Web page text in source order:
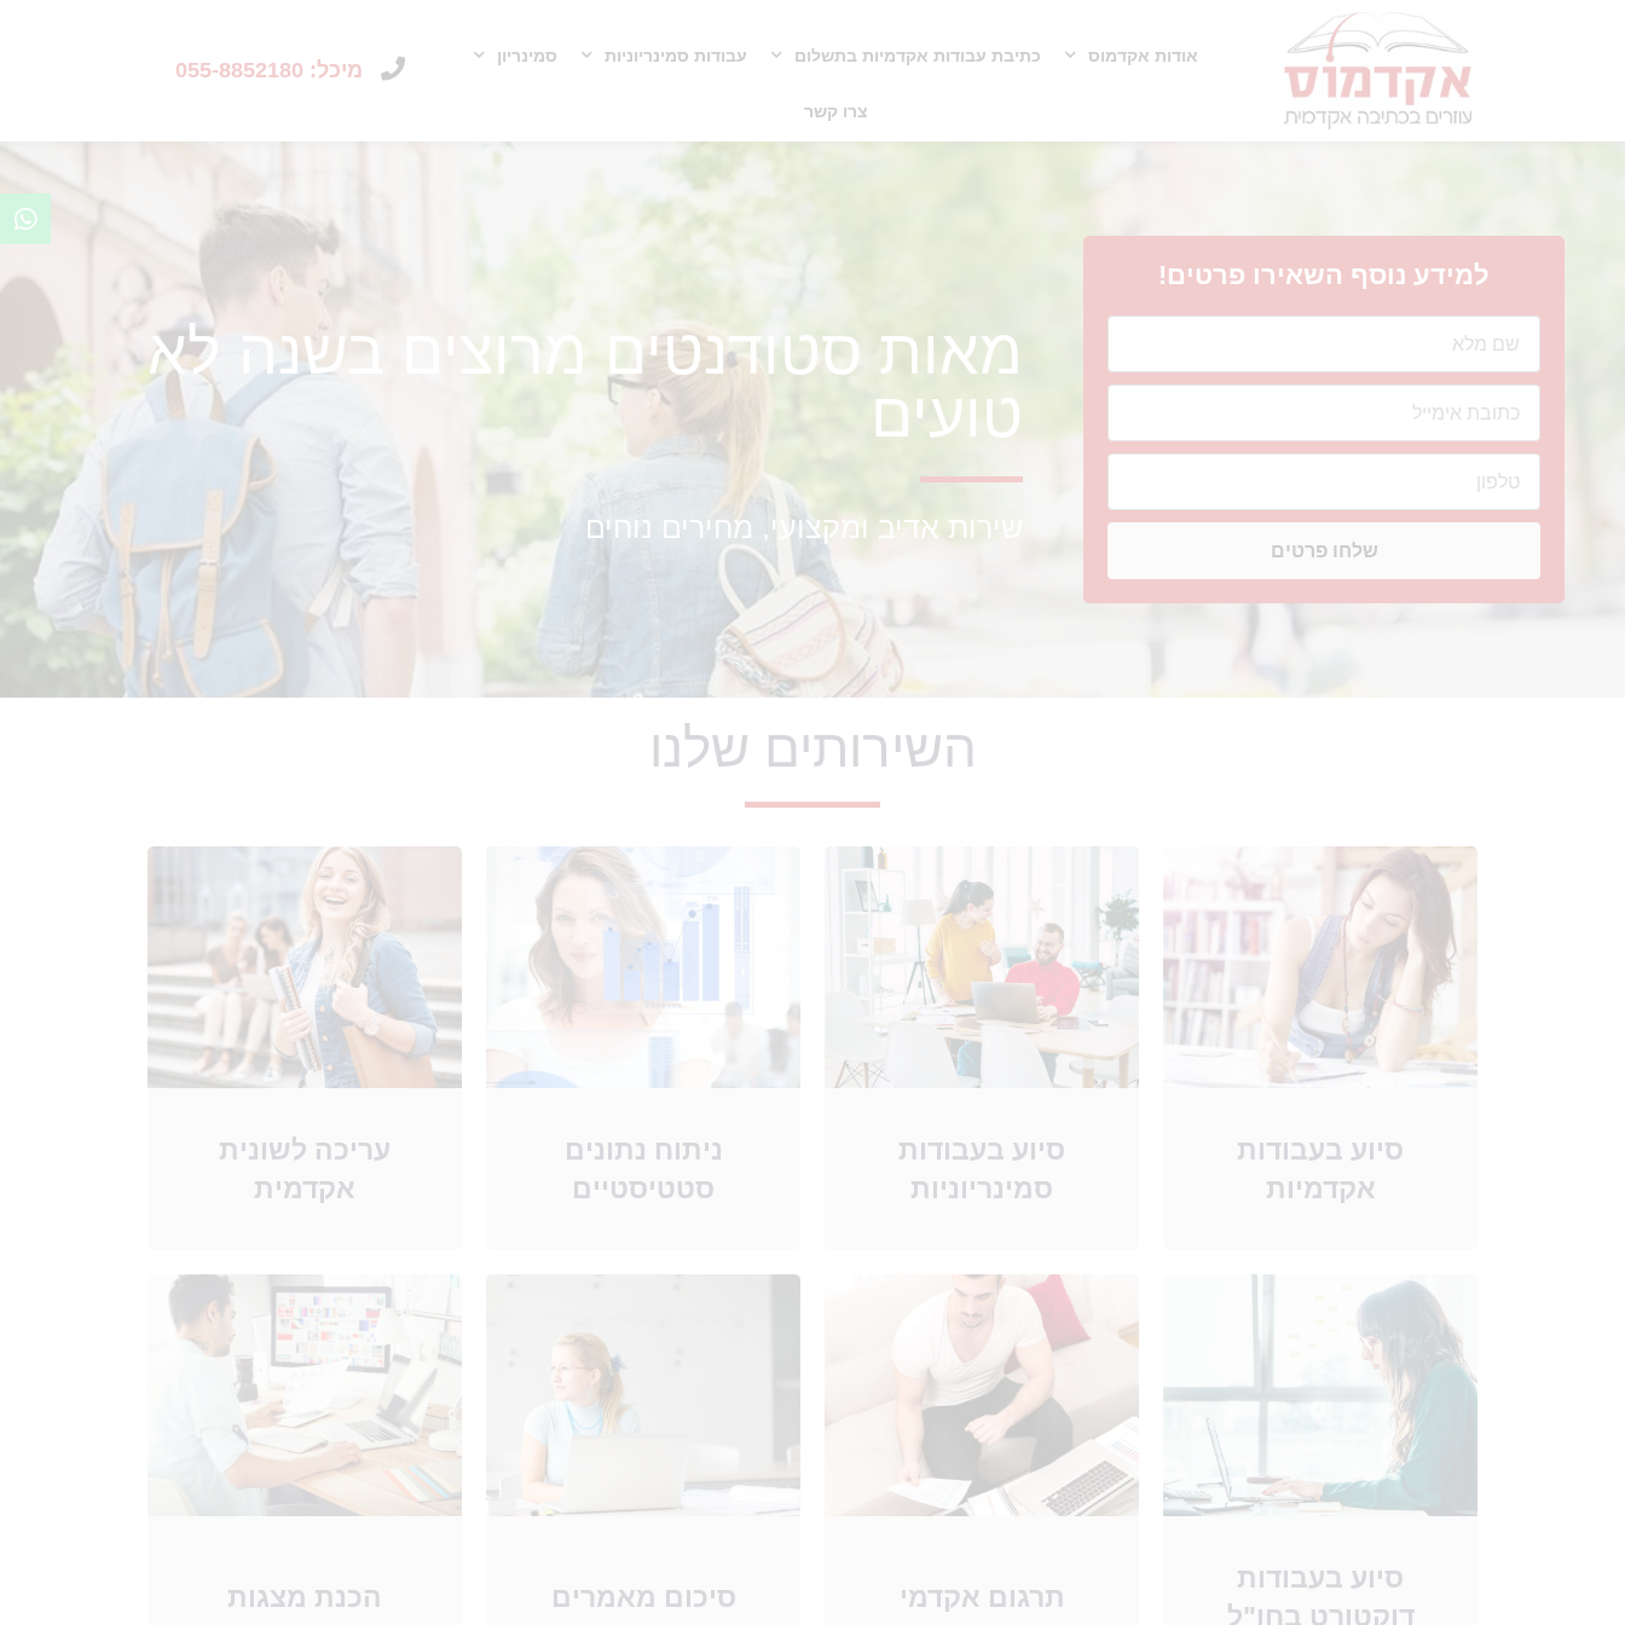
אודות אקדמוס כתיבת עבודות אקדמיות בתשלום עבודות סמינריוניות סמינריון
צרו קשר
מיכל: 055-8852180
למידע נוסף השאירו פרטים!
שלחו פרטים
מאות סטודנטים מרוצים בשנה לא
טועים
שירות אדיב ומקצועי, מחירים נוחים
השירותים שלנו
סיוע בעבודות
אקדמיות
סיוע בעבודות
דוקטורט בחו"ל​
סיוע בעבודות
סמינריוניות​
תרגום אקדמי
ניתוח נתונים
סטטיסטיים
סיכום מאמרים
עריכה לשונית
אקדמית
הכנת מצגות